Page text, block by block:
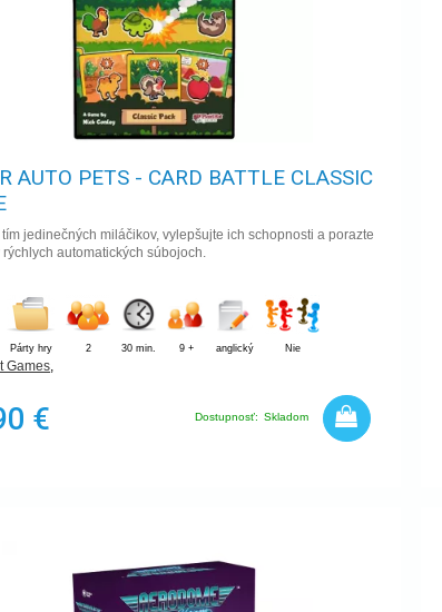
AUTO PETS - CARD BATTLE CLASSIC
jedinečných miláčikov, vylepšujte ich schopnosti a porazte
automatických súbojoch.
Párty hry 2 30 min. 9 + anglický Nie
Games
€ Dostupnosť: Skladom